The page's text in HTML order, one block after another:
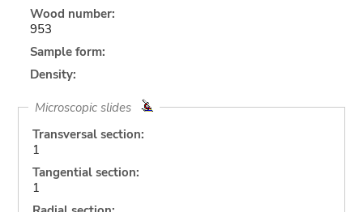
Wood number:
953
Sample form:
Density:
Microscopic slides
Transversal section:
1
Tangential section:
1